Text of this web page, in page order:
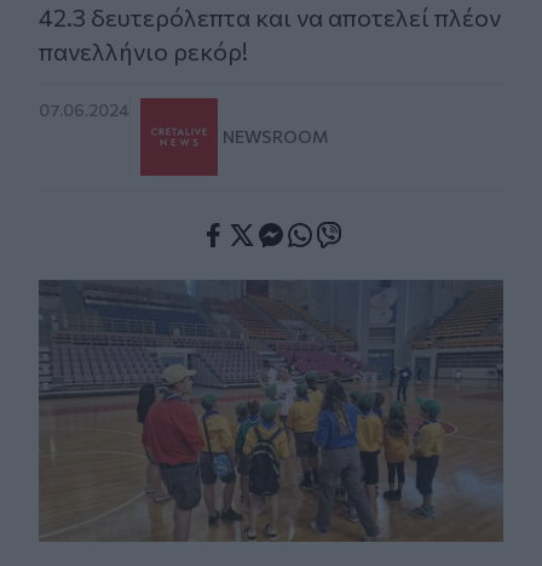
42.3 δευτερόλεπτα και να αποτελεί πλέον
πανελλήνιο ρεκόρ!
07.06.2024
NEWSROOM